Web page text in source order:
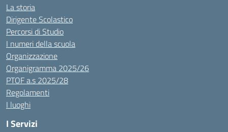
La storia
Dirigente Scolastico
Percorsi di Studio
I numeri della scuola
Organizzazione
Organigramma 2025/26
PTOF a.s 2025/28
Regolamenti
I luoghi
I Servizi